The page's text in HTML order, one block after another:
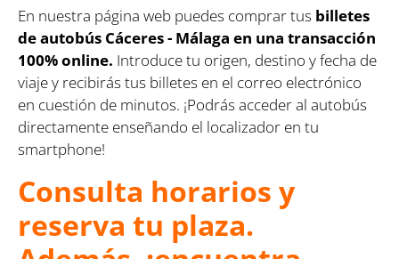
En nuestra página web puedes comprar tus billetes
de autobús Cáceres - Málaga en una transacción
100% online. Introduce tu origen, destino y fecha de
viaje y recibirás tus billetes en el correo electrónico
en cuestión de minutos. ¡Podrás acceder al autobús
directamente enseñando el localizador en tu
smartphone!
Consulta horarios y
reserva tu plaza.